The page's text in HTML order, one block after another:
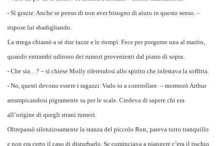
- Sì grazie. Anche se penso di non aver bisogno di aiuto in questo senso. –
rispose lui sbadigliando.
La strega chiamò a sé due tazze e le riempì. Fece per porgerne una al marito,
quando entrambi udirono dei rumori provenienti dal piano di sopra.
- Che sia…? – si chiese Molly riferendosi allo spirito che infestava la soffitta.
- No, questi devono essere i ragazzi. Vado io a controllare. – mormorò Arthur
arrampicandosi pigramente su per le scale. Credeva di sapere chi era
all’origine di quegli strani rumori.
Oltrepassò silenziosamente la stanza del piccolo Ron; pareva tutto tranquillo
e non era certo il caso di disturbarlo. Se cominciava a piangere c’era il rischio